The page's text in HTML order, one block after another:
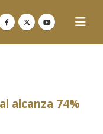
alcanza 74%